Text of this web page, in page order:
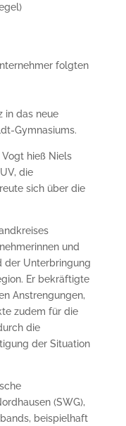
folgten
in das neue
Gymnasiums.
hieß Niels
die
sich über die
und
der Unterbringung
Er bekräftigte
Anstrengungen,
zudem für die
die
der Situation
(SWG),
beispielhaft